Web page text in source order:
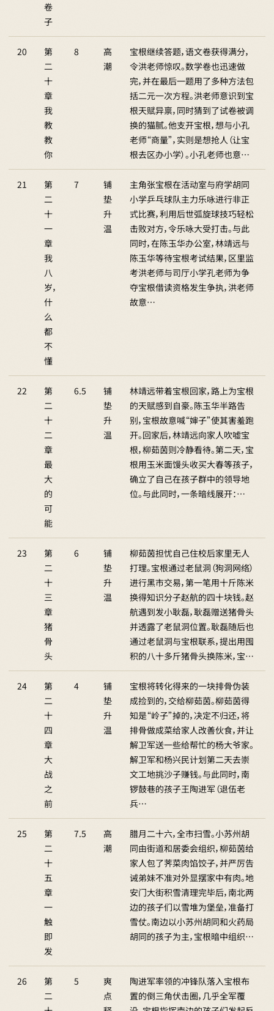
卷
子
20
第
二
十
章
我
教
教
你
8
高
潮
宝根继续答题，语文卷获得满分，
令洪老师惊叹。数学卷也迅速做
完，并在最后一题用了多种方法包
括二元一次方程。洪老师意识到宝
根天赋异禀，同时猜到了试卷被调
换的猫腻。他支开宝根，想与小孔
老师“商量”，实则是想抢人（让宝
根去区办小学）。小孔老师也意…
21
第
二
十
一
章
我
八
岁，
什
么
都
不
懂
7
铺
垫
升
温
主角张宝根在活动室与府学胡同
小学乒乓球队主力乐咏进行非正
式比赛，利用后世弧旋球技巧轻松
击败对方，令乐咏大受打击。与此
同时，在陈玉华办公室，林靖远与
陈玉华等待宝根考试结果，区里监
考洪老师与司厅小学孔老师为争
夺宝根借读资格发生争执，洪老师
故意…
22
第
二
十
二
章
最
大
的
可
能
6.5
铺
垫
升
温
林靖远带着宝根回家，路上为宝根
的天赋感到自豪。陈玉华半路告
别，宝根故意喊“婶子”使其害羞跑
开。回家后，林靖远向家人吹嘘宝
根，柳茹茵则冷静看待。第二天，宝
根用玉米面馒头收买大春等孩子，
确立了自己在孩子群中的领导地
位。与此同时，一条暗线展开：…
23
第
二
十
三
章
猪
骨
头
6
铺
垫
升
温
柳茹茵担忧自己住校后家里无人
打理。宝根通过老鼠洞（狗洞网络）
进行黑市交易，第一笔用十斤陈米
换得知识分子赵航的四十块钱。赵
航遇到发小耿磊，耿磊赠送猪骨头
并透露了老鼠洞位置。耿磊随后也
通过老鼠洞与宝根联系，提出用囤
积的八十多斤猪骨头换陈米，宝…
24
第
二
十
四
章
大
战
之
前
4
铺
垫
升
温
宝根将转化得来的一块排骨伪装
成捡到的，交给柳茹茵。柳茹茵得
知是“岭子”掉的，决定不归还，将
排骨做成菜给家人改善伙食，并让
解卫军送一些给帮忙的杨大爷家。
解卫军和杨兴民计划第二天去崇
文工地挑沙子赚钱。与此同时，南
锣鼓巷的孩子王陶进军（退伍老
兵…
25
第
二
十
五
章
一
触
即
发
7.5
高
潮
腊月二十六，全市扫雪。小苏州胡
同由街道和居委会组织，柳茹茵给
家人包了荠菜肉馅饺子，并严厉告
诫弟妹不准对外显摆家中有肉。地
安门大街积雪清理完毕后，南北两
边的孩子们以雪堆为堡垒，准备打
雪仗。南边以小苏州胡同和火药局
胡同的孩子为主，宝根暗中组织…
26
第
二
5
爽
点
陶进军率领的冲锋队落入宝根布
置的倒三角伏击圈，几乎全军覆